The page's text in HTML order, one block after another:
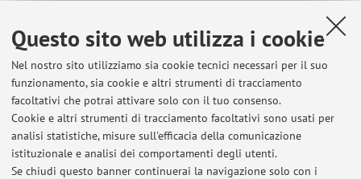
Questo sito web utilizza i cookie
Nel nostro sito utilizziamo sia cookie tecnici necessari per il suo
funzionamento, sia cookie e altri strumenti di tracciamento
facoltativi che potrai attivare solo con il tuo consenso.
Cookie e altri strumenti di tracciamento facoltativi sono usati per
analisi statistiche, misure sull'efficacia della comunicazione
istituzionale e analisi dei comportamenti degli utenti.
Se chiudi questo banner continuerai la navigazione solo con i
ORNAMENTALI
Componente del corso integrato96982 - PATOLOGIA ED
ENTOMOLOGIA DEL VERDE (C.I.)
65957 - PATOLOGIA ED ENTOMOLOGIA (C.I.)
93677 - STRESS BIOTICI E ABIOTICI DELLE
PIANTE E CAMBIAMENTO CLIMATICO